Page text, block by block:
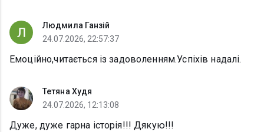
Людмила Ганзій
24.07.2026, 22:57:37
Емоційно,читається із задоволенням.Успіхів надалі.
Тетяна Худя
24.07.2026, 12:13:08
Дуже, дуже гарна історія!!! Дякую!!!